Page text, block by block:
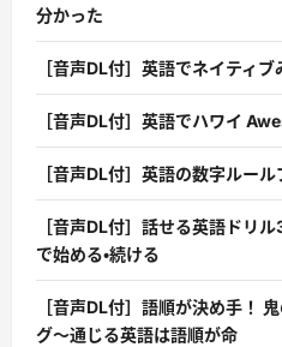
分かった
［音声DL付］英語でネイティ
［音声DL付］英語でハワイ
［音声DL付］英語の数字ルール
［音声DL付］話せる英語ドリ
で始める・続ける
［音声DL付］語順が決め手！
グ〜通じる英語は語順が命